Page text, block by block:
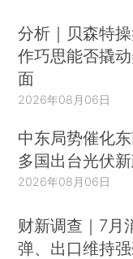
分析｜贝森特
作巧思能否撬
面
2026年08月06日
中东局势催化
多国出台光伏
2026年08月06日
财新调查｜7月
弹、出口维持